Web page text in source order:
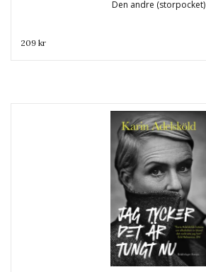
Den andre (storpocket)
209 kr